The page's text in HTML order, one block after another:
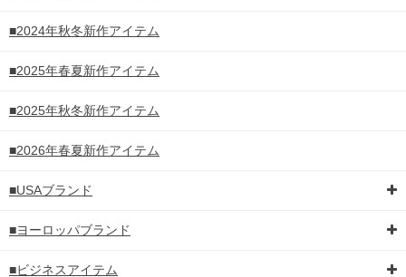
■2024年秋冬新作アイテム
■2025年春夏新作アイテム
■2025年秋冬新作アイテム
■2026年春夏新作アイテム
■USAブランド
■ヨーロッパブランド
■ビジネスアイテム